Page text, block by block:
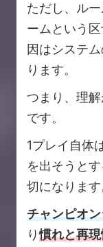
ただし、ル
ームという
因はシステ
ります。
つまり、理
です。
1プレイ自体
を出そうと
切になります
チャンピオ
り慣れと再